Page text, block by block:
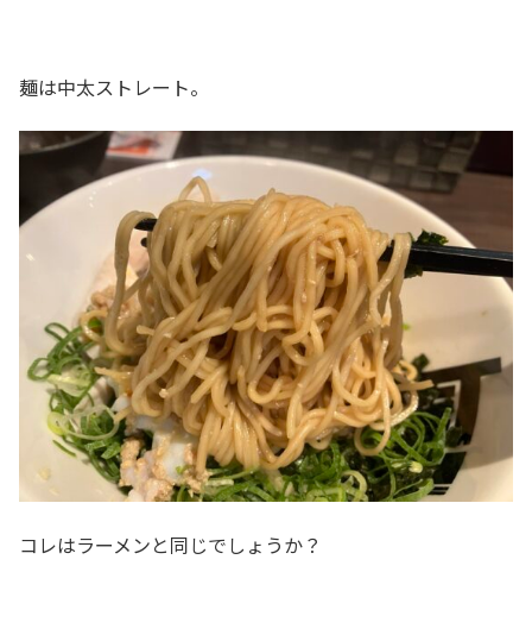
麺は中太ストレート。
コレはラーメンと同じでしょうか？